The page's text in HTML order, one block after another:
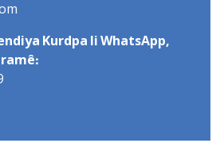
Kurdpa li WhatsApp,